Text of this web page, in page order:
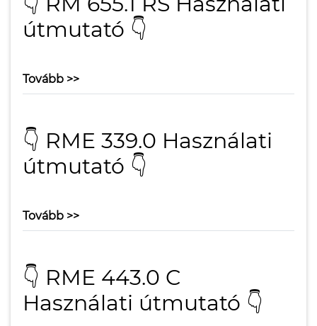
útmutató 👇
Tovább >>
👇 RME 339.0 Használati
útmutató 👇
Tovább >>
👇 RME 443.0 C
Használati útmutató 👇